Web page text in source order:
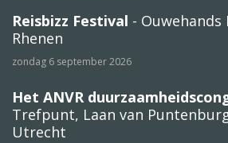
Reisbizz Festival -
Rhenen
zondag 6 september 2026
Het ANVR
Trefpunt, Laan van Puntenburg
Utrecht